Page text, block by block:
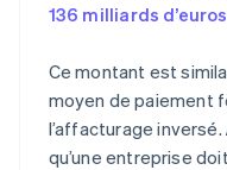
136 milliards d’euros
Ce montant est
moyen de paiement
l’affacturage
qu’une entreprise